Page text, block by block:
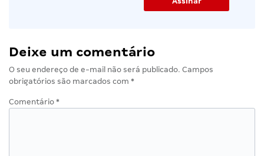
Deixe um comentário
O seu endereço de e-mail não será publicado. Campos
obrigatórios são marcados com *
Comentário *